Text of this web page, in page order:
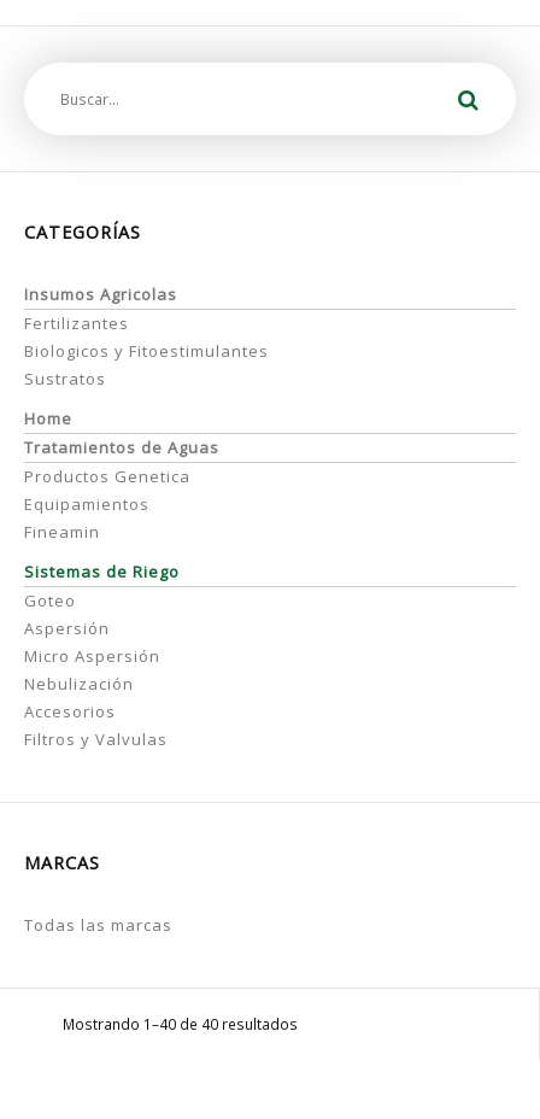
CATEGORÍAS
Insumos Agricolas
Fertilizantes
Biologicos y Fitoestimulantes
Sustratos
Home
Tratamientos de Aguas
Productos Genetica
Equipamientos
Fineamin
Sistemas de Riego
Goteo
Aspersión
Micro Aspersión
Nebulización
Accesorios
Filtros y Valvulas
MARCAS
Todas las marcas
Mostrando 1–40 de 40 resultados